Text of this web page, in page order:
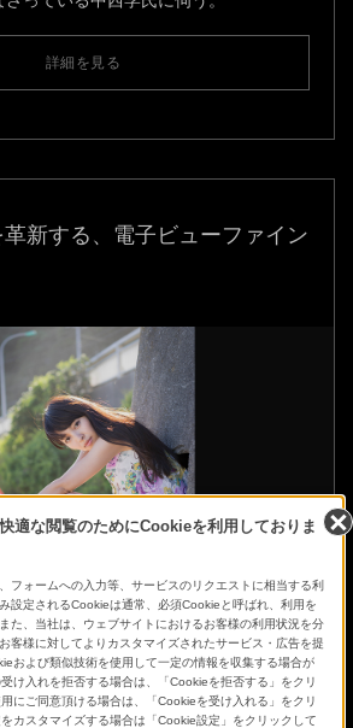
詳細を見る
新する、電子ビューファイン
αを選んだ理由の一つである電子ビュー
適な閲覧のためにCookieを利用しておりま
フォームへの入力等、サービスのリクエストに相当する利
設定されるCookieは通常、必須Cookieと呼ばれ、利用を
た、当社は、ウェブサイトにおけるお客様の利用状況を分
客様に対してよりカスタマイズされたサービス・広告を提
および類似技術を使用して一定の情報を収集する場合が
け入れを拒否する場合は、「Cookieを拒否する」をクリ
にご同意頂ける場合は、「Cookieを受け入れる」をクリ
カスタマイズする場合は「Cookie設定」をクリックして